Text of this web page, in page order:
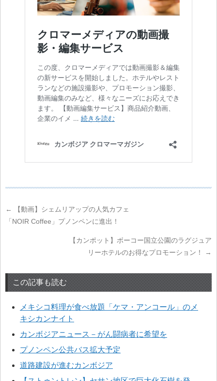
←
【動画】シェムリアップの人気カフェ
「NOIR Coffee」プノンペンに進出！
【カンポット】ボーコー国立公園のラグジュア
リーホテルのお得なプロモーション！
→
この記事も読む
メキシコ料理が食べ放題「ケマ・アンコール」のメ
キシカンナイト
カンボジアニュース－がん闘病者に希望を
プノンペン公共バス拡大予定
道路建設が進むカンボジア